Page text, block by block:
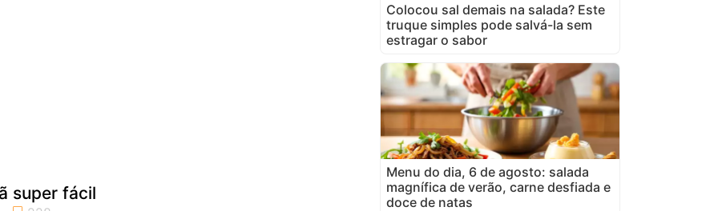
super fácil
Colocou sal demais na salada? Este
truque simples pode salvá-la sem
estragar o sabor
Menu do dia, 6 de agosto: salada
magnífica de verão, carne desfiada e
doce de natas